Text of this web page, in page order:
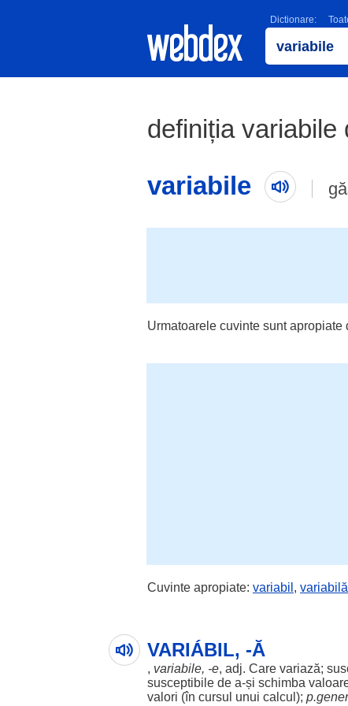
Dictionare:
definiția variabile
variabile
Urmatoarele cuvinte sunt apropiate
Cuvinte apropiate: variabil , variabilă
VARIÁBIL, -Ă
, variabile, -e, adj. Care variază;
susceptibile de a-și schimba
valori (în cursul unui calcul );